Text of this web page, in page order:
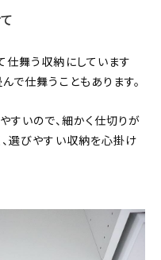
舞う収納にしています
で仕舞うこともあります。
すいので、細かく仕切りが
選びやすい収納を心掛け